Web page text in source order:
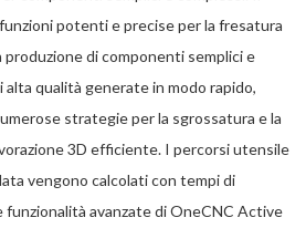
potenti e precise per la fresatura
di componenti semplici e
qualità generate in modo rapido,
strategie per la sgrossatura e la
3D efficiente. I percorsi utensile
vengono calcolati con tempi di
funzionalità avanzate di OneCNC Active